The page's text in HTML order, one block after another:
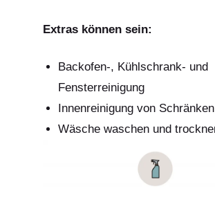
Extras können sein:
Backofen-, Kühlschrank- und
Fensterreinigung
Innenreinigung von Schränken
Wäsche waschen und